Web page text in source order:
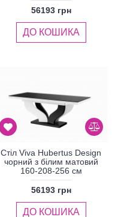
56193 грн
ДО КОШИКА
Стіл Viva Hubertus Design
чорний з білим матовий
160-208-256 см
56193 грн
ДО КОШИКА